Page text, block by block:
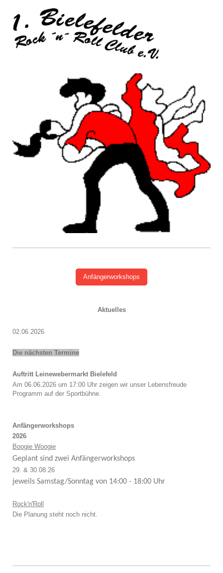
Anfängerworkshops
Aktuelles
02.06.2026
Die nächsten Termine
Auftritt Leinewebermarkt Bielefeld
Am 06.06.2026 um 17:00 Uhr zeigen wir unser Lebensfreude
Programm auf der Sportbühne.
Anfängerworkshops
2026
Boogie Woogie
Geplant sind zwei Anfängerworkshops
29. & 30.08.26
jeweils Samstag/Sonntag von 14:00 - 18:00 Uhr
Rock'n'Roll
Die Planung steht noch nicht.